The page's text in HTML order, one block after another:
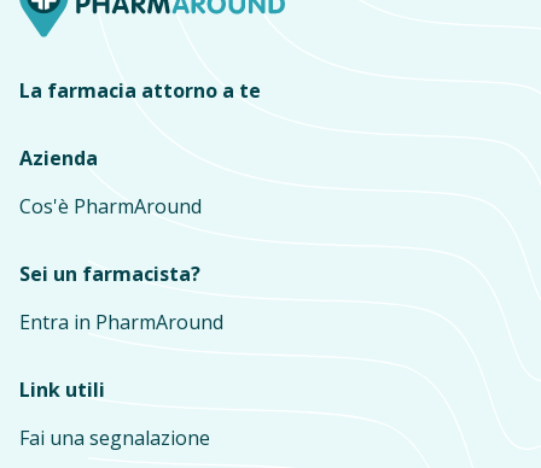
La farmacia attorno a te
Azienda
Cos'è PharmAround
Sei un farmacista?
Entra in PharmAround
Link utili
Fai una segnalazione